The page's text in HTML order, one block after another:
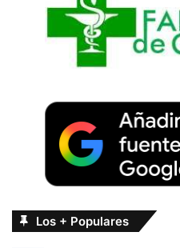
Los + Populares